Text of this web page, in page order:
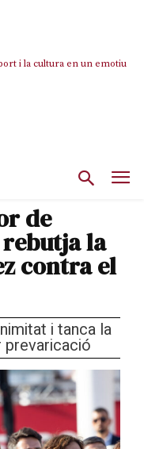
i la cultura en un emotiu
a Girona pels àudios però
de
la
contra el
i tanca la
prevaricació